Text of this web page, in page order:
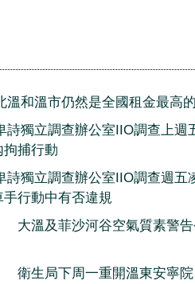
溫和溫市仍然是全國租金最高
詩獨立調查辦公室IIO調查上週
捕行動
詩獨立調查辦公室IIO調查週五
行動中有否違規
大溫及菲沙河谷空氣質素警
衛生局下周一重開溫東安寧